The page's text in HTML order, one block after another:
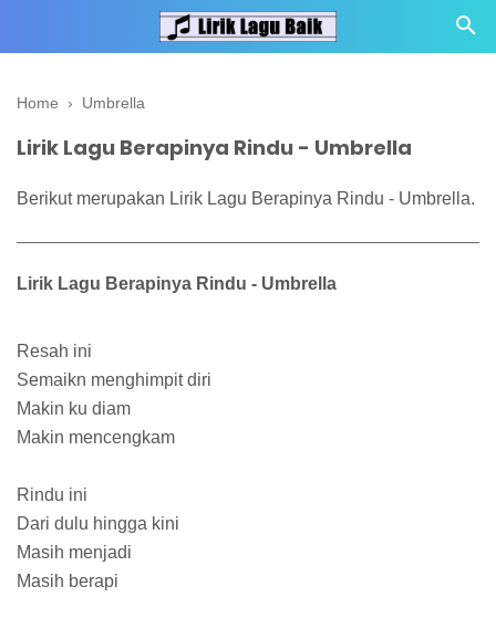
Home › Umbrella
Lirik Lagu Berapinya Rindu - Umbrella
Berikut merupakan Lirik Lagu Berapinya Rindu - Umbrella.
Lirik Lagu Berapinya Rindu - Umbrella
Resah ini
Semaikn menghimpit diri
Makin ku diam
Makin mencengkam
Rindu ini
Dari dulu hingga kini
Masih menjadi
Masih berapi